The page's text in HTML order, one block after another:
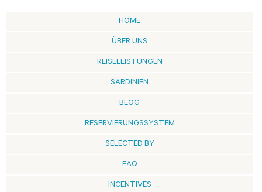
HOME
ÜBER UNS
REISELEISTUNGEN
SARDINIEN
BLOG
RESERVIERUNGSSYSTEM
SELECTED BY
FAQ
INCENTIVES